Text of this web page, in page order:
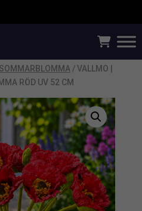
/ VALLMO |
RÖD UV 52 CM